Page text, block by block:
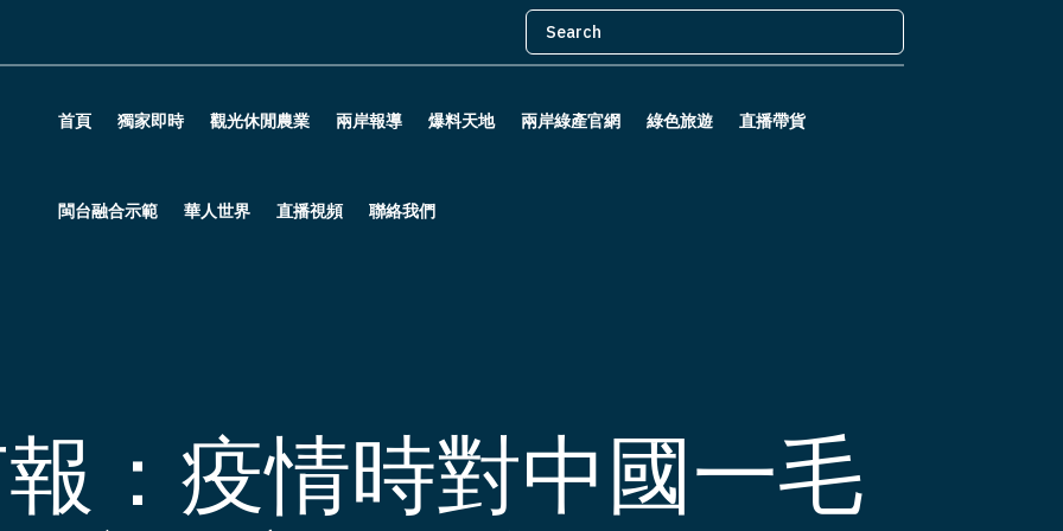
首頁 獨家即時 觀光休閒農業 兩岸報導 爆料天地 兩岸綠產官網 綠色旅遊 直播帶貨
閩台融合示範 華人世界 直播視頻 聯絡我們
：疫情時對中國一毛